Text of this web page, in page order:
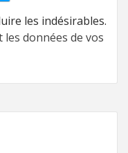
les indésirables.
données de vos